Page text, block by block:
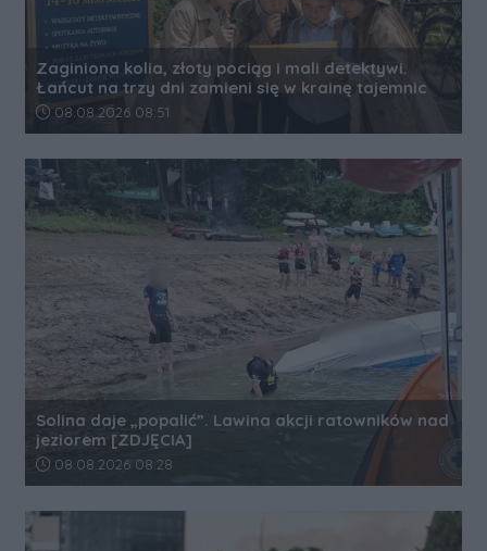
Zaginiona kolia, złoty pociąg i mali detektywi.
Łańcut na trzy dni zamieni się w krainę tajemnic
Data dodania artykułu:
08.08.2026 08:51
Solina daje „popalić”. Lawina akcji ratowników nad
jeziorem [ZDJĘCIA]
Data dodania artykułu:
08.08.2026 08:28